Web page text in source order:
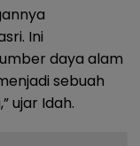
Ini
daya alam
sebuah
ujar Idah.